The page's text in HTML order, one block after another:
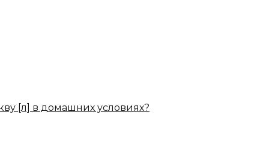
[л] в домашних условиях?